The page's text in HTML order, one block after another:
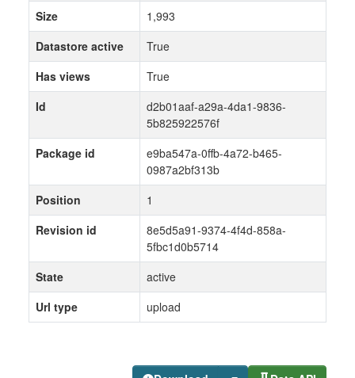
Size
1,993
Datastore active
True
Has views
True
Id
d2b01aaf-a29a-4da1-9836-
5b825922576f
Package id
e9ba547a-0ffb-4a72-b465-
0987a2bf313b
Position
1
Revision id
8e5d5a91-9374-4f4d-858a-
5fbc1d0b5714
State
active
Url type
upload